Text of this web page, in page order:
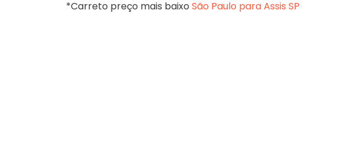
*Carreto preço mais baixo São Paulo para Assis SP